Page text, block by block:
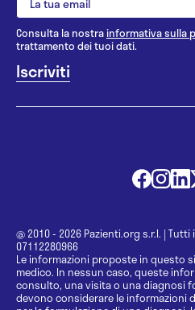
Consulta la nostrainformativa sulla
trattamento dei tuoi dati.
@ 2010 - 2026 Pazienti.org s.r.l. | Tutti
07112280966
Le informazioni proposte in questo
medico. In nessun caso, queste
consulto, una visita o una diagnosi
devono considerare le informazioni